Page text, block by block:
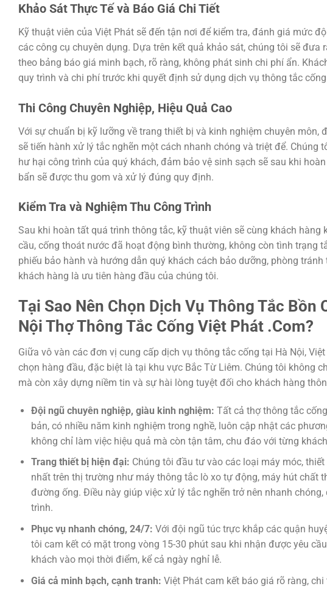
Khảo Sát Thực Tế và Báo Giá Chi Tiết
Kỹ thuật viên của Việt Phát sẽ đến tận nơi để kiểm tra, đánh giá mức
các công cụ chuyên dụng. Dựa trên kết quả khảo sát, chúng tôi sẽ
theo bảng báo giá minh bạch, rõ ràng, không phát sinh chi phí ẩn.
quy trình và chi phí trước khi quyết định sử dụng dịch vụ thông tắc
Thi Công Chuyên Nghiệp, Hiệu Quả Cao
Với sự chuẩn bị kỹ lưỡng về trang thiết bị và kinh nghiệm chuyên môn,
sẽ tiến hành xử lý tắc nghẽn một cách nhanh chóng và triệt để. Chúng
hư hại công trình của quý khách, đảm bảo vệ sinh sạch sẽ sau khi
bẩn sẽ được thu gom và xử lý đúng quy định.
Kiểm Tra và Nghiệm Thu Công Trình
Sau khi hoàn tất quá trình thông tắc, kỹ thuật viên sẽ cùng khách hàng
cầu, cống thoát nước đã hoạt động bình thường, không còn tình trạng
phiếu bảo hành và hướng dẫn quý khách cách bảo dưỡng, phòng
khách hàng là ưu tiên hàng đầu của chúng tôi.
Tại Sao Nên Chọn Dịch Vụ Thông Tắc Bồn
Nội Thợ Thông Tắc Cống Việt Phát .Com?
Giữa vô vàn các đơn vị cung cấp dịch vụ thông tắc cống tại Hà Nội,
chọn hàng đầu, đặc biệt là tại khu vực Bắc Từ Liêm. Chúng tôi không
mà còn xây dựng niềm tin và sự hài lòng tuyệt đối cho khách hàng
Đội ngũ chuyên nghiệp, giàu kinh nghiệm: Tất cả thợ thông tắc
bản, có nhiều năm kinh nghiệm trong nghề, luôn cập nhật các
không chỉ làm việc hiệu quả mà còn tận tâm, chu đáo với từng
Trang thiết bị hiện đại: Chúng tôi đầu tư vào các loại máy móc,
nhất trên thị trường như máy thông tắc lò xo tự động, máy hút chất
đường ống. Điều này giúp việc xử lý tắc nghẽn trở nên nhanh
trình.
Phục vụ nhanh chóng, 24/7: Với đội ngũ túc trực khắp các quận
tôi cam kết có mặt trong vòng 15-30 phút sau khi nhận được yêu
khách vào mọi thời điểm, kể cả ngày nghỉ lễ.
Giá cả minh bạch, cạnh tranh: Việt Phát cam kết báo giá rõ ràng,